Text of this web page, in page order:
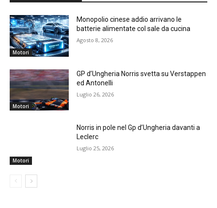
Motori
Monopolio cinese addio arrivano le
batterie alimentate col sale da cucina
Agosto 8, 2026
Motori
GP d’Ungheria Norris svetta su Verstappen
ed Antonelli
Luglio 26, 2026
Motori
Norris in pole nel Gp d’Ungheria davanti a
Leclerc
Luglio 25, 2026